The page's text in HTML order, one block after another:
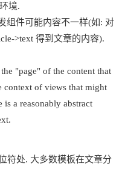
境.
组件可能内容不一样(如: 对
>text 得到文章的内容).
"page" of the content that
context of views that might
a reasonably abstract
符处. 大多数模板在文章分